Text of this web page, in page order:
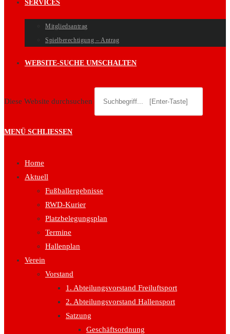
SERVICES
Mitgliedsantrag
Spielberechtigung – Antrag
WEBSITE-SUCHE UMSCHALTEN
Diese Website durchsuchen
MENÜ SCHLIESSEN
Home
Aktuell
Fußballergebnisse
RWD-Kurier
Platzbelegungsplan
Termine
Hallenplan
Verein
Vorstand
1. Abteilungsvorstand Freiluftsport
2. Abteilungsvorstand Hallensport
Satzung
Geschäftsordnung